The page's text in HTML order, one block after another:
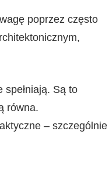
poprzez często
Są to
równa.
– szczególnie